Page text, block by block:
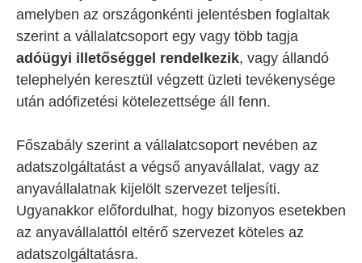
amelyben az országonkénti jelentésben foglaltak
szerint a vállalatcsoport egy vagy több tagja
adóügyi illetőséggel rendelkezik, vagy állandó
telephelyén keresztül végzett üzleti tevékenysége
után adófizetési kötelezettsége áll fenn.
Főszabály szerint a vállalatcsoport nevében az
adatszolgáltatást a végső anyavállalat, vagy az
anyavállalatnak kijelölt szervezet teljesíti.
Ugyanakkor előfordulhat, hogy bizonyos esetekben
az anyavállalattól eltérő szervezet köteles az
adatszolgáltatásra.